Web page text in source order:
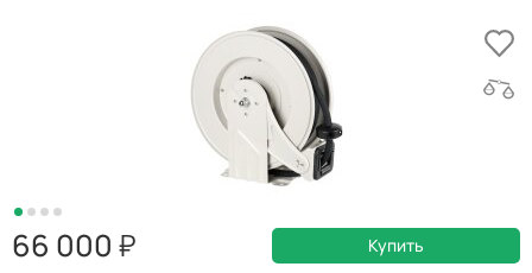
66 000 Купить